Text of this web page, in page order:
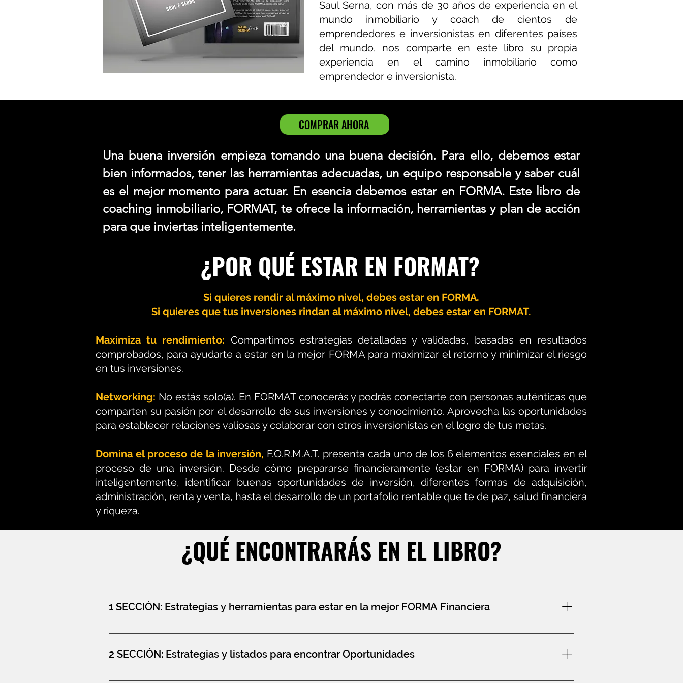
Saul Serna, con más de 30 años de experiencia en el
mundo inmobiliario y coach de cientos de
emprendedores e inversionistas en diferentes países
del mundo, nos comparte en este libro su propia
experiencia en el camino inmobiliario como
emprendedor e inversionista.
COMPRAR AHORA
Una buena inversión empieza tomando una buena decisión. Para ello, debemos estar
bien informados, tener las herramientas adecuadas, un equipo responsable y saber cuál
es el mejor momento para actuar. En esencia debemos estar en FORMA. Este libro de
coaching inmobiliario, FORMAT, te ofrece la información, herramientas y plan de acción
para que inviertas inteligentemente.
¿POR QUÉ ESTAR EN FORMAT?
Si quieres rendir al máximo nivel, debes estar en FORMA.
Si quieres que tus inversiones rindan al máximo nivel, debes estar en FORMAT.
Maximiza tu rendimiento: Compartimos estrategias detalladas y validadas, basadas en resultados
comprobados, para ayudarte a estar en la mejor FORMA para maximizar el retorno y minimizar el riesgo
en tus inversiones.
Networking: No estás solo(a). En FORMAT conocerás y podrás conectarte con personas auténticas que
comparten su pasión por el desarrollo de sus inversiones y conocimiento. Aprovecha las oportunidades
para establecer relaciones valiosas y colaborar con otros inversionistas en el logro de tus metas.
Domina el proceso de la inversión, F.O.R.M.A.T. presenta cada uno de los 6 elementos esenciales en el
proceso de una inversión. Desde cómo prepararse financieramente (estar en FORMA) para invertir
inteligentemente, identificar buenas oportunidades de inversión, diferentes formas de adquisición,
administración, renta y venta, hasta el desarrollo de un portafolio rentable que te de paz, salud financiera
y riqueza.
¿QUÉ ENCONTRARÁS EN EL LIBRO?
1 SECCIÓN: Estrategias y herramientas para estar en la mejor FORMA Financiera
En esta sección, evaluaremos tu estado financiero actual y trabajaremos en establecer una base sólida
áreas de mejora y desarrollar estrategias efectivas para alcanzar tus metas financieras. En este contexto,
2 SECCIÓN: Estrategias y listados para encontrar Oportunidades
El mundo inmobiliario está lleno de oportunidades, pero para aprovecharlas al máximo, necesitamos estar